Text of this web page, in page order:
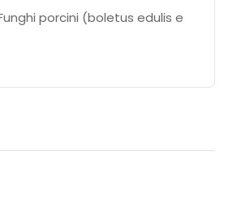
porcini (boletus edulis e